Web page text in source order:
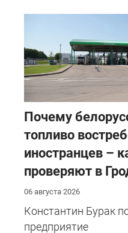
Почему
топливо
иностранцев –
проверяют в
06 августа 2026
Константин Бурак
предприятие